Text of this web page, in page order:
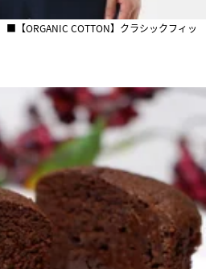
■【ORGANIC COTTON】クラシックフィッ